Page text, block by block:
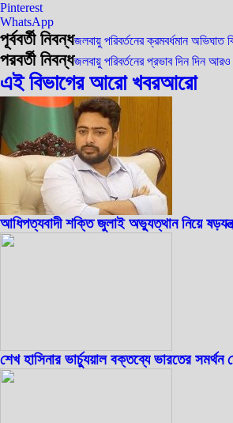
Pinterest
WhatsApp
পূর্ববর্তী নিবন্ধজলবায়ু পরিবর্তনের ক্রমবর্ধমান অভিঘাত
পরবর্তী নিবন্ধজলবায়ু পরিবর্তনের প্রভাব দিন দিন
এই বিভাগের আরো খবরআরো
আধিপত্যবাদী শক্তি জুলাই অভ্যুত্থান নিয়ে
শেখ হাসিনার ভার্চ্যুয়াল বক্তব্যে ভারতের সমর্থন